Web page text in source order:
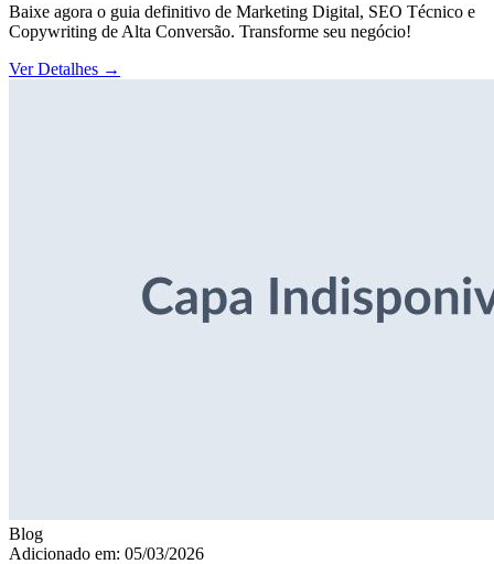
Baixe agora o guia definitivo de Marketing Digital, SEO Técnico e
Copywriting de Alta Conversão. Transforme seu negócio!
Ver Detalhes →
Blog
Adicionado em: 05/03/2026